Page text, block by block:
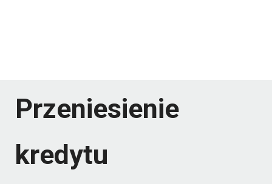
Przeniesienie
kredytu